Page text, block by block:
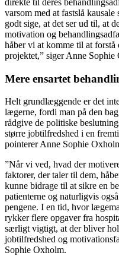
varsom med at fastslå
godt sige, at det ser ud til, at
motivation og
håber vi at komme til at
projektet,” siger Anne Sophie
Mere ensartet
Helt grundlæggende er det
lægerne, fordi man på den
rådgive de politiske
større jobtilfredshed i en
pointerer Anne Sophie
”Når vi ved, hvad der
faktorer, der taler til dem,
kunne bidrage til at sikre en
patienterne og naturligvis
pengene. I en tid, hvor
rykker flere opgaver fra
særligt vigtigt, at der bliver
jobtilfredshed og
Sophie Oxholm.